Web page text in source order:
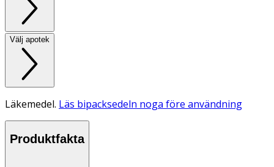
Välj apotek
Läkemedel. Läs bipacksedeln noga före användning
Produktfakta